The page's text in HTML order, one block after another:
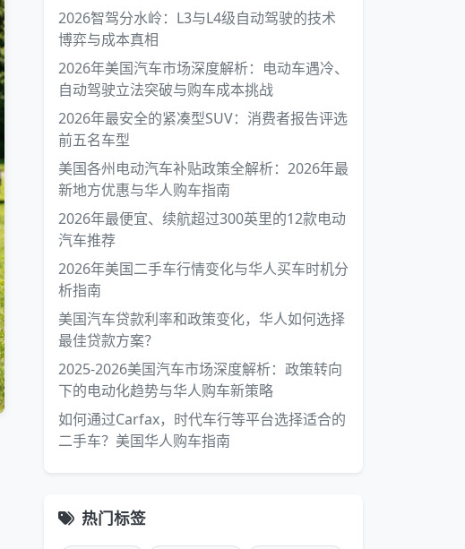
2026智驾分水岭：L3与L4级自动驾驶的技术
博弈与成本真相
2026年美国汽车市场深度解析：电动车遇冷、
自动驾驶立法突破与购车成本挑战
2026年最安全的紧凑型SUV：消费者报告评选
前五名车型
美国各州电动汽车补贴政策全解析：2026年最
新地方优惠与华人购车指南
2026年最便宜、续航超过300英里的12款电动
汽车推荐
2026年美国二手车行情变化与华人买车时机分
析指南
美国汽车贷款利率和政策变化，华人如何选择
最佳贷款方案？
2025-2026美国汽车市场深度解析：政策转向
下的电动化趋势与华人购车新策略
如何通过Carfax，时代车行等平台选择适合的
二手车？美国华人购车指南
热门标签